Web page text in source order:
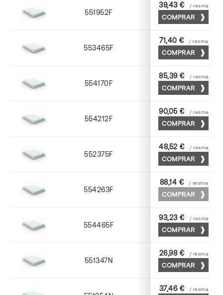
551952F 52 x 70
39,43 € / resma
COMPRAR
553465F 65 x 90
71,40 € / resma
COMPRAR
554170F 70 x 100
85,39 € / resma
COMPRAR
554212F 72 x 102
90,05 € / resma
COMPRAR
552375F 75 x 53
48,52 € / resma
COMPRAR
554263F 63 x 88
88,14 € / resma
COMPRAR
554465F 65 x 90
93,23 € / resma
COMPRAR
551347N 45 x 64
26,98 € / resma
COMPRAR
37,46 € / resma